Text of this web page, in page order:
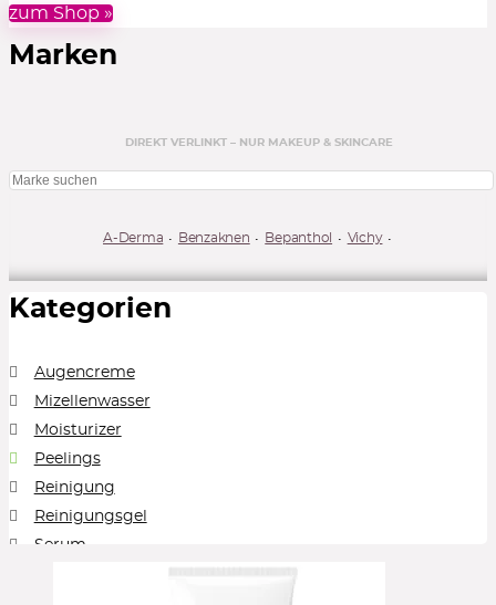
zum Shop »
Marken
DIREKT VERLINKT – NUR MAKEUP & SKINCARE
A-Derma Benzaknen Bepanthol Vichy
Kategorien
Augencreme
Mizellenwasser
Moisturizer
Peelings
Reinigung
Reinigungsgel
Serum